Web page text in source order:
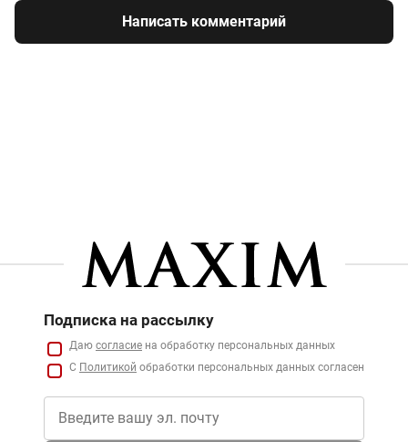
Написать комментарий
Подписка на рассылку
Даю согласие на обработку персональных данных
С Политикой обработки персональных данных согласен